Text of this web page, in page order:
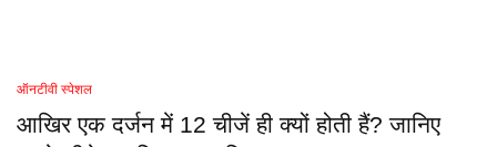
ऑनटीवी स्पेशल
आखिर एक दर्जन में 12 चीजें ही क्यों होती हैं? जानिए